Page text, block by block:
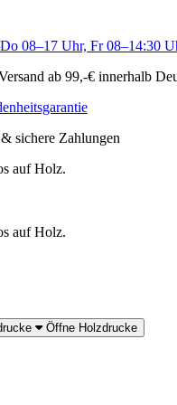
08–17 Uhr, Fr 08–14:30
ab 99,-€ innerhalb
sichere Zahlungen
auf Holz.
auf Holz.
Öffne Holzdrucke